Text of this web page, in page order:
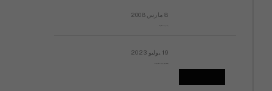
8 مارس 2008
19 يوليو 2023